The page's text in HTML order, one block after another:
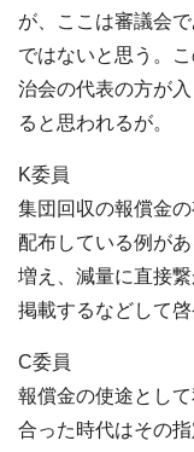
が、ここは審議会
ではないと思う。
治会の代表の方が
ると思われるが。
K委員
集団回収の報償金
配布している例が
増え、減量に直接
掲載するなどして啓
C委員
報償金の使途とし
合った時代はその